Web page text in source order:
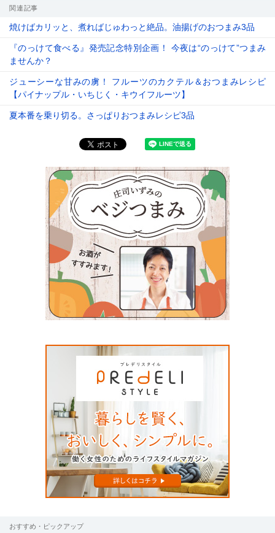
関連記事
焼けばカリッと、煮ればじゅわっと絶品。油揚げのおつまみ3品
『のっけて食べる』発売記念特別企画！ 今夜は“のっけて”つまみ
ませんか？
ジューシーな甘みの虜！ フルーツのカクテル＆おつまみレシピ
【パイナップル・いちじく・キウイフルーツ】
夏本番を乗り切る。さっぱりおつまみレシピ3品
おすすめ・ピックアップ